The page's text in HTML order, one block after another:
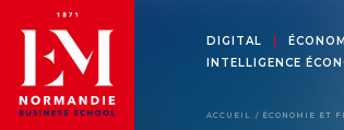
DIGITAL
INTELLIGENCE
ACCUEIL ÉCONOMIE ET